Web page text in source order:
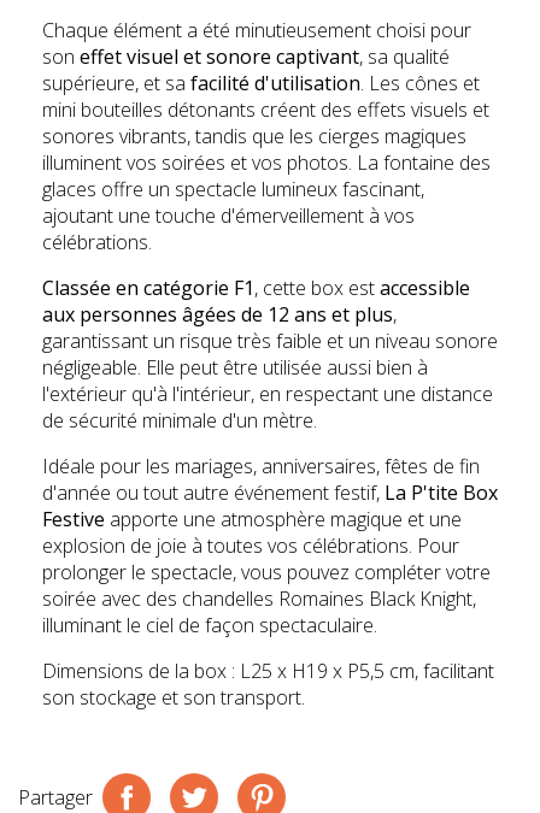
Chaque élément a été minutieusement choisi pour
son effet visuel et sonore captivant, sa qualité
supérieure, et sa facilité d'utilisation. Les cônes et
mini bouteilles détonants créent des effets visuels et
sonores vibrants, tandis que les cierges magiques
illuminent vos soirées et vos photos. La fontaine des
glaces offre un spectacle lumineux fascinant,
ajoutant une touche d'émerveillement à vos
célébrations.
Classée en catégorie F1, cette box estaccessible
aux personnes âgées de 12 ans et plus,
garantissant un risque très faible et un niveau sonore
négligeable. Elle peut être utilisée aussi bien à
l'extérieur qu'à l'intérieur, en respectant une distance
de sécurité minimale d'un mètre.
Idéale pour les mariages, anniversaires, fêtes de fin
d'année ou tout autre événement festif, La P'tite Box
Festive apporte une atmosphère magique et une
explosion de joie à toutes vos célébrations. Pour
prolonger le spectacle, vous pouvez compléter votre
soirée avec des chandelles Romaines Black Knight,
illuminant le ciel de façon spectaculaire.
Dimensions de la box : L25 x H19 x P5,5 cm, facilitant
son stockage et son transport.
Partager